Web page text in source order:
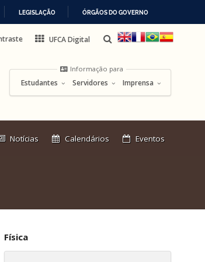
LEGISLAÇÃO ÓRGÃOS DO GOVERNO
UFCA Digital
Informação para
Estudantes Servidores Imprensa
Notícias Calendários Eventos
Física